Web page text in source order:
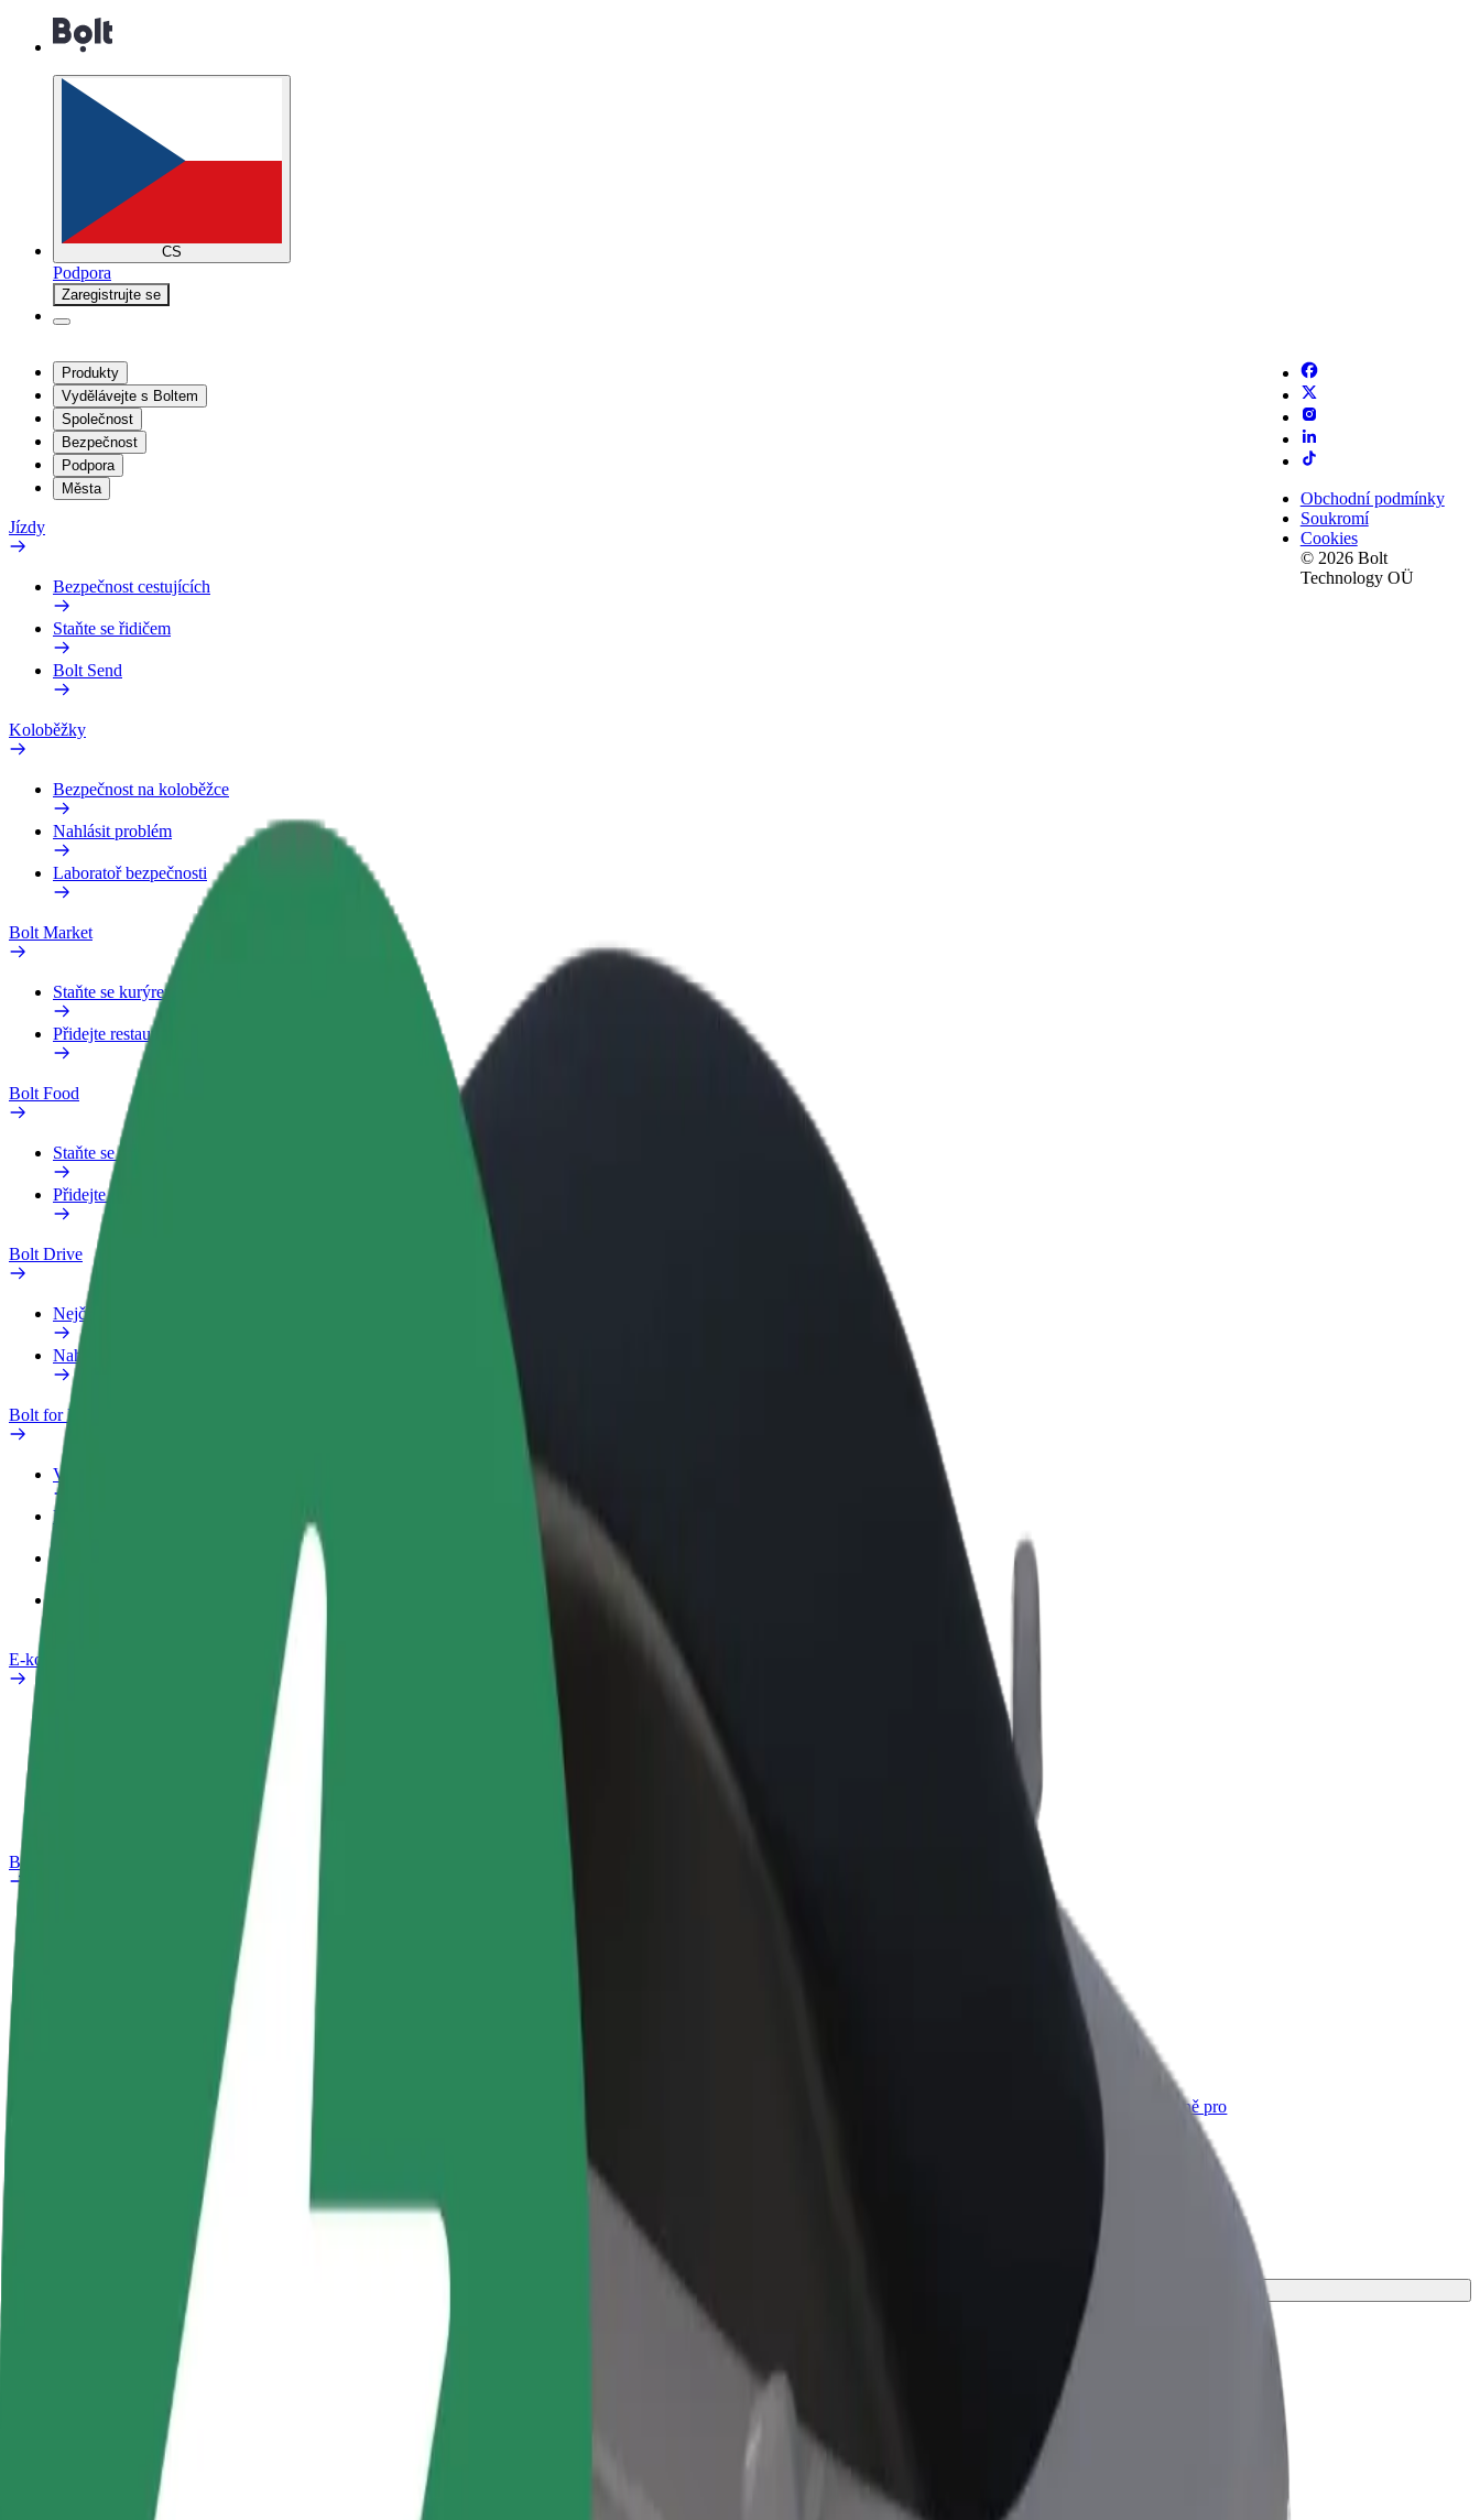
CS
Podpora
Zaregistrujte se
Produkty
Vydělávejte s Boltem
Společnost
Bezpečnost
Podpora
Města
Jízdy
Bezpečnost cestujících
Staňte se řidičem
Bolt Send
Koloběžky
Bezpečnost na koloběžce
Nahlásit problém
Laboratoř bezpečnosti
Bolt Market
Staňte se kurýrem
Přidejte restauraci nebo obchod
Bolt Food
Staňte se kurýrem
Přidejte restauraci nebo obchod
Bolt Drive
Nejčastější otázky
Nahlásit vozidlo
Bolt for Business
Výhody
Pracovní profil
E-kola
Bolt Plus
Staňte se kurýrem
Doručujte jídlo a dostávejte výplatu
každý týden
Bolt for Business
Produkty a služby Boltu přesně pro
Obchodní podmínky
Soukromí
Cookies
© 2026 Bolt
Technology OÜ
Jak se dostat z Auchan do Filharmonia Zielonogórska im. Tadeusza Bairda
Hledáte nejlepší způsob, jak se dostat z Auchan do Filharmonia Zielonogórska im. Tadeusza Bairda? Prohlédněte si naše služby a najděte tu ideální pro svou cestu.
Stáhnout aplikaci
Filharmonia Zielonogórska im. Tadeusza Bairda
Pohodlná jízda na dosah ruky!
Spolehlivé jízdy v běžných vozidlech střední velikosti.
Odhadovaná doba jízdy